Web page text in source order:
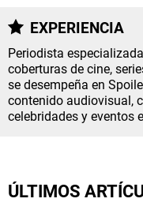
NETFLIX
PRIME VIDEO
APPLE TV+
EXPERIENCIA
Periodista
coberturas de cine,
se desempeña en
contenido audiovisual,
celebridades y eventos
ÚLTIMOS